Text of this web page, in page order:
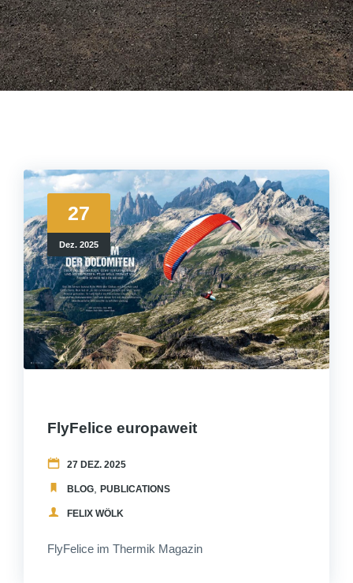
27
Dez. 2025
FlyFelice europaweit
27 DEZ. 2025
BLOG PUBLICATIONS
FELIX WÖLK
FlyFelice im Thermik Magazin